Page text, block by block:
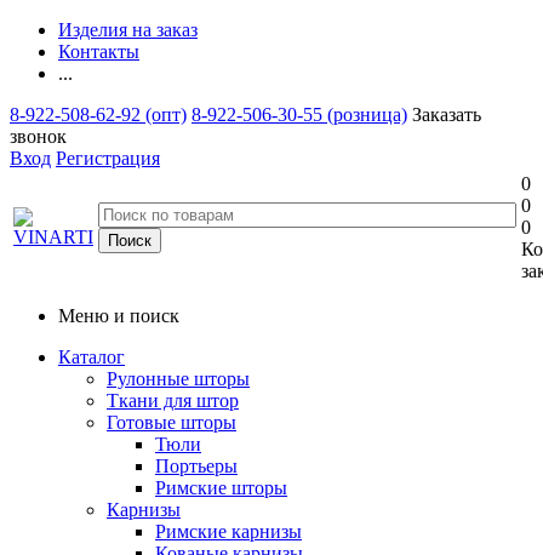
Изделия на заказ
Контакты
...
8-922-508-62-92 (опт) 8-922-506-30-55 (розница) Заказать
звонок
Вход Регистрация
0
0
0
Меню и поиск
Каталог
Рулонные шторы
Ткани для штор
Готовые шторы
Тюли
Портьеры
Римские шторы
Карнизы
Римские карнизы